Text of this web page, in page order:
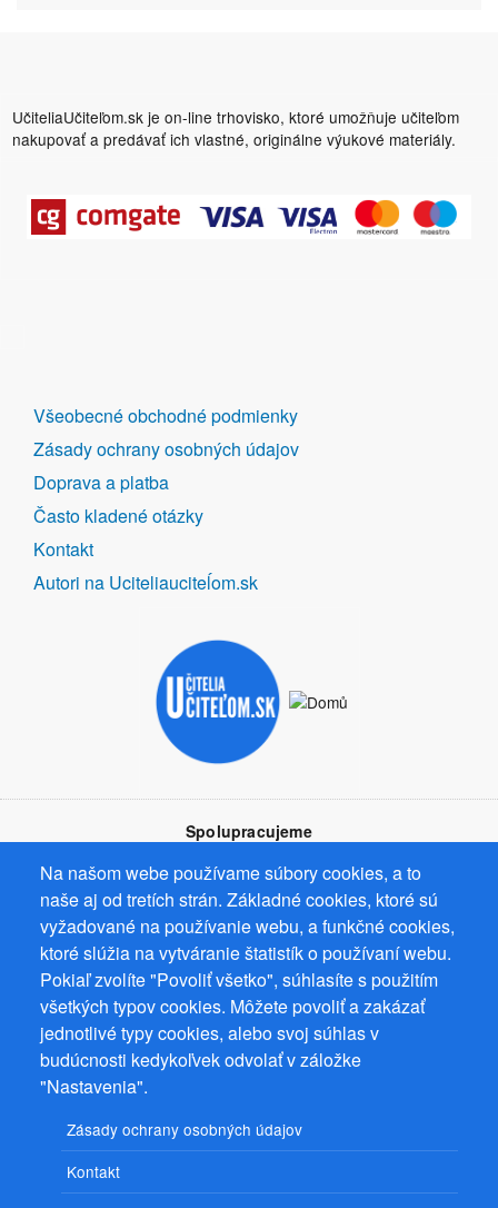
UčiteliaUčiteľom.sk je on-line trhovisko, ktoré umožňuje učiteľom
nakupovať a predávať ich vlastné, originálne výukové materiály.
Na našom webe používame súbory cookies, a to
naše aj od tretích strán. Základné cookies, ktoré sú
vyžadované na používanie webu, a funkčné cookies,
ktoré slúžia na vytváranie štatistík o používaní webu.
Pokiaľ zvolíte "Povoliť všetko", súhlasíte s použitím
všetkých typov cookies. Môžete povoliť a zakázať
jednotlivé typy cookies, alebo svoj súhlas v
budúcnosti kedykoľvek odvolať v záložke
"Nastavenia".
Zásady ochrany osobných údajov
Kontakt
DALŠÍ
ODKAZY
Všeobecné obchodné podmienky
Zásady ochrany osobných údajov
Doprava a platba
Často kladené otázky
Kontakt
Autori na Uciteliauciteĺom.sk
Spolupracujeme
Prevádzkovateľ: Mgr. Bc. Žaneta Radimecká, MBA, Ostrov 256, 561
22 Ostrov, IČ 08993033, DIČ CZ9161263958
© 2026PuzzleWebss.r.o.